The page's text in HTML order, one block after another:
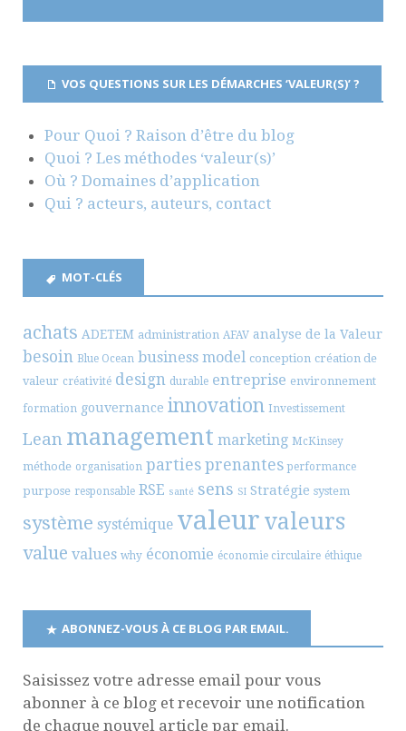
VOS QUESTIONS SUR LES DÉMARCHES ‘VALEUR(S)’ ?
Pour Quoi ? Raison d’être du blog
Quoi ? Les méthodes ‘valeur(s)’
Où ? Domaines d’application
Qui ? acteurs, auteurs, contact
MOT-CLÉS
achats ADETEM administration AFAV analyse de la Valeur
besoin Blue Ocean business model conception création de
valeur créativité design durable entreprise environnement
formation gouvernance innovation Investissement
Lean management marketing McKinsey
méthode organisation parties prenantes performance
purpose responsable RSE santé sens SI Stratégie system
système systémique valeur valeurs
value values why économie économie circulaire éthique
ABONNEZ-VOUS À CE BLOG PAR EMAIL.
Saisissez votre adresse email pour vous
abonner à ce blog et recevoir une notification
de chaque nouvel article par email.